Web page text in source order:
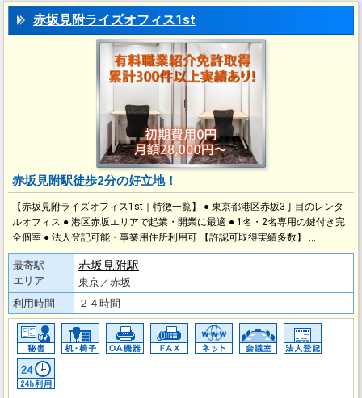
赤坂見附ライズオフィス1st
赤坂見附駅徒歩2分の好立地！
【赤坂見附ライズオフィス1st｜特徴一覧】 ● 東京都港区赤坂3丁目のレンタ
ルオフィス ● 港区赤坂エリアで起業・開業に最適 ● 1名・2名専用の鍵付き完
全個室 ● 法人登記可能・事業用住所利用可 【許認可取得実績多数】 …
最寄駅
エリア
赤坂見附駅
東京／赤坂
利用時間
２４時間